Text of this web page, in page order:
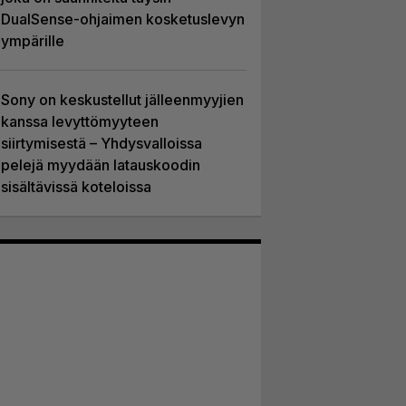
DualSense-ohjaimen kosketuslevyn
ympärille
Sony on keskustellut jälleenmyyjien
kanssa levyttömyyteen
siirtymisestä – Yhdysvalloissa
pelejä myydään latauskoodin
sisältävissä koteloissa